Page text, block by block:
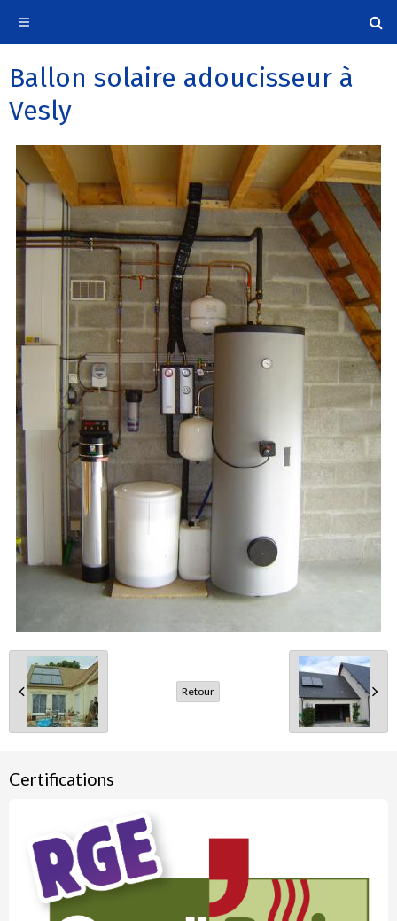
Ballon solaire adoucisseur à
Vesly
Retour
Certifications